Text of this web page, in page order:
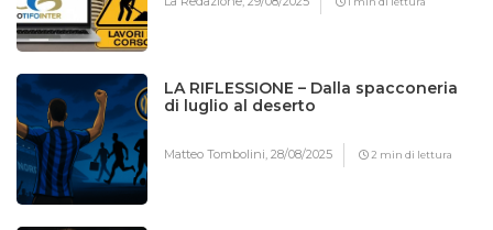
LA RIFLESSIONE – Dalla spacconeria
di luglio al deserto
Matteo Tombolini,28/08/2025 2 min di lettura